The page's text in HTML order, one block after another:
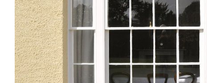
か
ら